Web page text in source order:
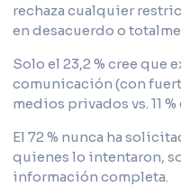
rechaza cualquier
en desacuerdo o
Solo el 23,2 % cree que
comunicación (con
medios privados vs. 11
El 72 % nunca ha
quienes lo intentaron,
información completa.